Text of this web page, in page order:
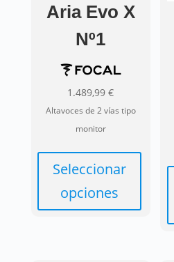
Aria Evo X
Nº1
1.489,99€
Altavoces de 2 vías tipo
monitor
Seleccionar
opciones